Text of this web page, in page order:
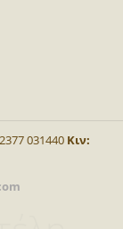
2377 031440 Κιν: